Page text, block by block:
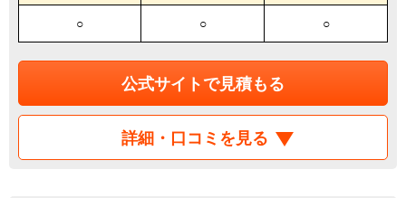
○ ○ ○
公式サイトで見積もる
詳細・口コミを見る